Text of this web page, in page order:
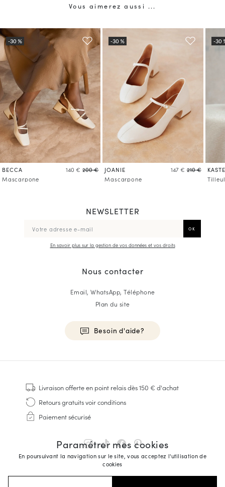
Vous aimerez aussi ...
BECCA 140 € 200 €
Mascarpone
JOANIE 147 € 210 €
Mascarpone
Tilleul
Paramétrer mes cookies
En poursuivant la navigation sur le site, vous acceptez l'utilisation de
cookies
NEWSLETTER
En savoir plus sur la gestion de vos données et vos droits
Nous contacter
Email, WhatsApp, Téléphone
Plan du site
Besoin d'aide?
Baskets
Cousu Goodyear
Derbies & Richelieu
Richelieus Homme
Sandales & Espadrilles
Sacoches Business
Livraison offerteen point relais dès 150 € d'achat
Retours gratuitsvoir conditions
Paiement sécurisé